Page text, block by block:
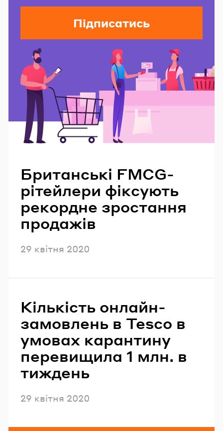
Підписатись
Британські FMCG-
рітейлери фіксують
рекордне зростання
продажів
Опубліковано
29 квітня 2020
Кількість онлайн-
замовлень в Tesco в
умовах карантину
перевищила 1 млн. в
тиждень
Опубліковано
29 квітня 2020